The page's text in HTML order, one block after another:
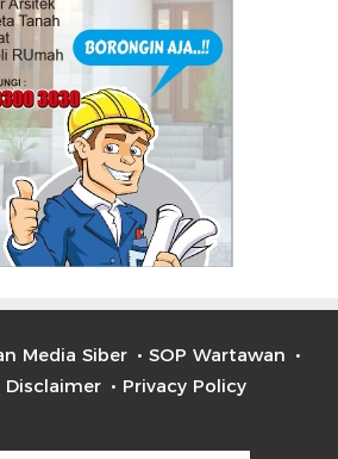
Media Siber
SOP Wartawan
Disclaimer Privacy Policy